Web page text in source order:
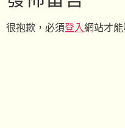
很抱歉，必須登入網站才能